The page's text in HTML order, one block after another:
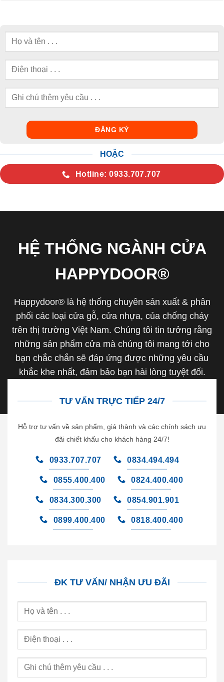
HOẶC
Hotline: 0933.707.707
HỆ THỐNG NGÀNH CỬA
HAPPYDOOR®
Happydoor® là hệ thống chuyên sản xuất & phân
phối các loại cửa gỗ, cửa nhựa, của chống cháy
trên thị trường Việt Nam. Chúng tôi tin tưởng rằng
những sản phẩm cửa mà chúng tôi mang tới cho
bạn chắc chắn sẽ đáp ứng được những yêu cầu
khắc khe nhất, đảm bảo bạn hài lòng tuyệt đối.
TƯ VẤN TRỰC TIẾP 24/7
Hỗ trợ tư vấn về sản phẩm, giá thành và các chính sách ưu
đãi chiết khấu cho khách hàng 24/7!
0933.707.707 0834.494.494
0855.400.400 0824.400.400
0834.300.300 0854.901.901
0899.400.400 0818.400.400
ĐK TƯ VẤN/ NHẬN ƯU ĐÃI